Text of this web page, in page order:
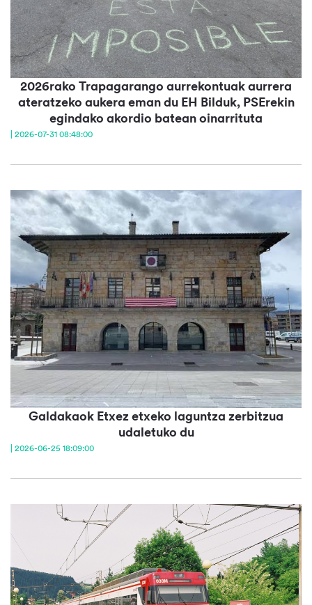
2026rako Trapagarango aurrekontuak aurrera
ateratzeko aukera eman du EH Bilduk, PSErekin
egindako akordio batean oinarrituta
| 2026-07-31 08:48:00
Galdakaok Etxez etxeko laguntza zerbitzua
udaletuko du
| 2026-06-25 18:09:00